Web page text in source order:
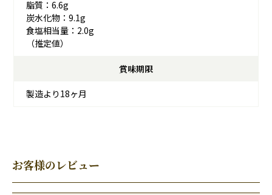
脂質：6.6g
炭水化物：9.1g
食塩相当量：2.0g
（推定値）
賞味期限
製造より18ヶ月
お客様のレビュー